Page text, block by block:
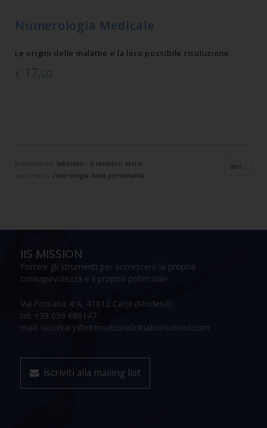
Numerologia Medicale
Le origini delle malattie e la loro possibile risoluzione
€ 17,50
precedente: labirinto - il sentiero sacro
l'astrologia della personalità
libri
IIS MISSION
Fornire gli strumenti per accrescere la propria
consapevolezza e il proprio potenziale
Via Fontana 4/A, 41012 Carpi (Modena)
tel: +39 059 686147
mail: secretary@internationalinitiationschool.com
iscriviti alla mailing list